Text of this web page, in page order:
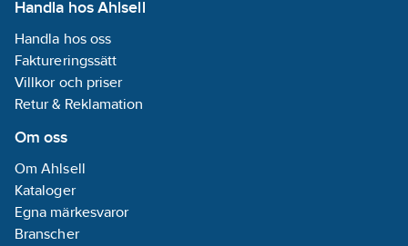
Handla hos Ahlsell
Handla hos oss
Faktureringssätt
Villkor och priser
Retur & Reklamation
Om oss
Om Ahlsell
Kataloger
Egna märkesvaror
Branscher